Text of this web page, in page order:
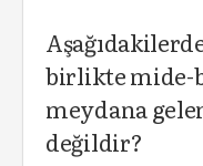
birlikte mide-
meydana
değildir?